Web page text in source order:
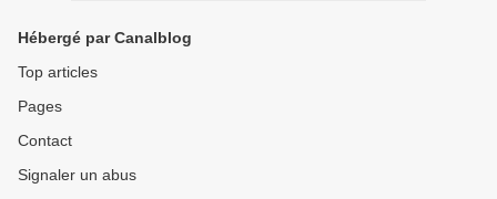
Hébergé par Canalblog
Top articles
Pages
Contact
Signaler un abus